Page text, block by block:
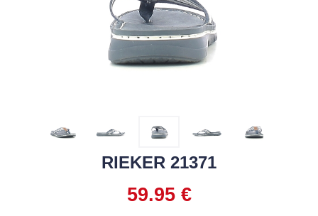
RIEKER 21371